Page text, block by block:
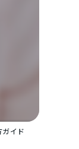
ガイド